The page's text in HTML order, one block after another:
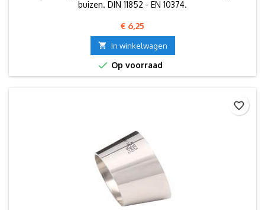
buizen. DIN 11852 - EN 10374.
Prijs
€ 6,25
 In winkelwagen
 Op voorraad
favorite_border